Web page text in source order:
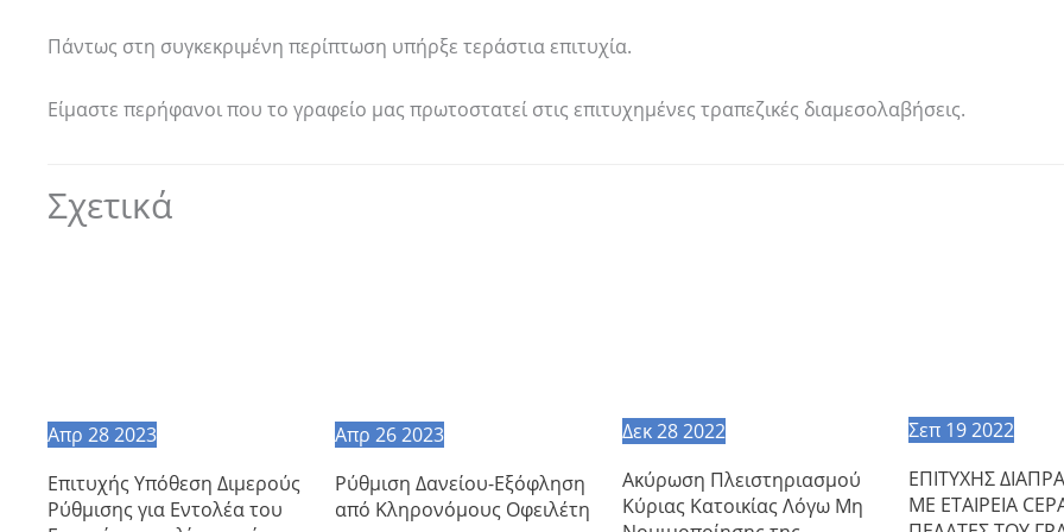
Πάντως στη συγκεκριμένη περίπτωση υπήρξε τεράστια επιτυχία.
Είμαστε περήφανοι που το γραφείο μας πρωτοστατεί στις επιτυχημένες τραπεζικές διαμεσολαβήσεις.
Σχετικά
Απρ 282023
Επιτυχής Υπόθεση Διμερούς
Ρύθμισης για Εντολέα του
Απρ 262023
Ρύθμιση Δανείου-Εξόφληση
από Κληρονόμους Οφειλέτη
Δεκ 28 2022
Ακύρωση Πλειστηριασμού
Κύριας Κατοικίας Λόγω Μη
Σεπ 192022
ΕΠΙΤΥΧΗΣ
ΜΕ ΕΤΑΙΡΕΙΑ